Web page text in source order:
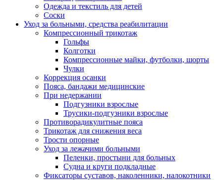
Одежда и текстиль для детей
Соски
Уход за больными, средства реабилитации
Компрессионный трикотаж
Гольфы
Колготки
Компрессионные майки, футболки, шорты
Чулки
Коррекция осанки
Пояса, бандажи медицинские
При недержании
Подгузники взрослые
Трусики-подгузники взрослые
Противорадикулитные пояса
Трикотаж для снижения веса
Трости опорные
Уход за лежачими больными
Пеленки, простыни для больных
Судна и круги подкладные
Фиксаторы суставов, наколенники, налокотники